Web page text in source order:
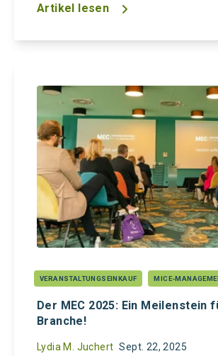
Artikel lesen
VERANSTALTUNGSEINKAUF MICE-
Der MEC 2025: Ein Meilenstein
Branche!
Lydia M. Juchert Sept. 22, 2025